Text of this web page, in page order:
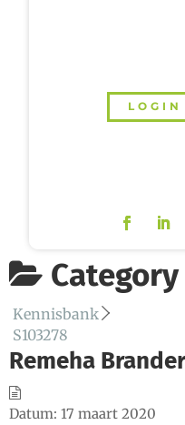
LOGIN
Kennisbank
S103278
Remeha
Datum: 17 maart 2020